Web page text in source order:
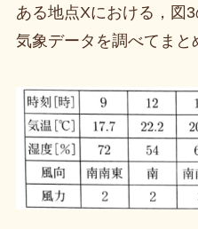
ある地点Xにおける，図
気象データを調べてまと